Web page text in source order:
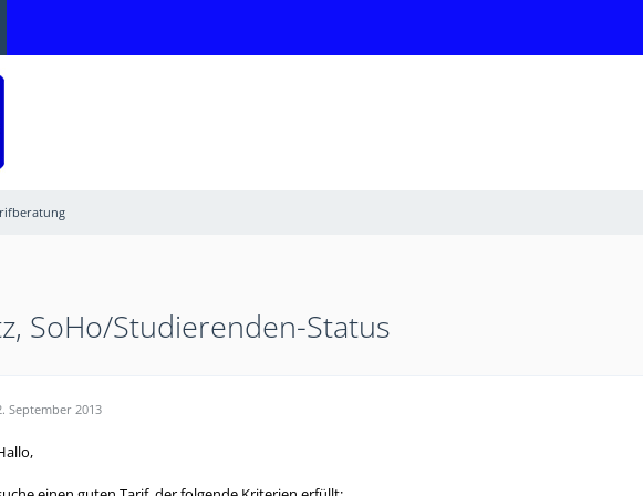
SoHo/Studierenden-Status
September 2013